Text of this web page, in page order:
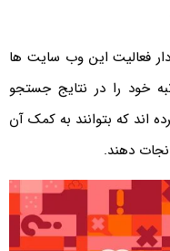
فعالیت این وب سایت ها
خود را در نتایج جستجو
اند که بتوانند به کمک آن
دهند.